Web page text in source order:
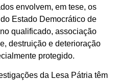
envolvem, em tese, os
Estado Democrático de
qualificado, associação
destruição e deterioração
protegido.
da Lesa Pátria têm